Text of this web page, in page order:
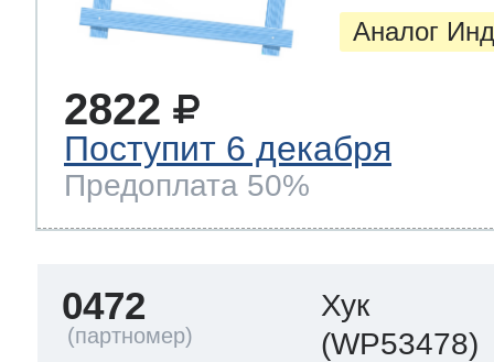
Аналог
2822
Поступит 6 декабря
Предоплата 50%
0472
Хук
(WP53478)